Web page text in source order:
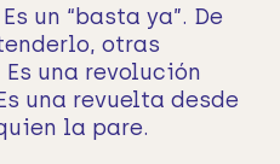
un “basta ya”. De
otras
una revolución
una revuelta desde
la pare.